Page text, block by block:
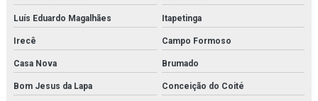
Pvg 32
Revendedora de elemento filtrante
Revendedora de filtro de cartucho
Luís Eduardo Magalhães Itapetinga
Irecê Campo Formoso
Casa Nova Brumado
Bom Jesus da Lapa Conceição do Coité